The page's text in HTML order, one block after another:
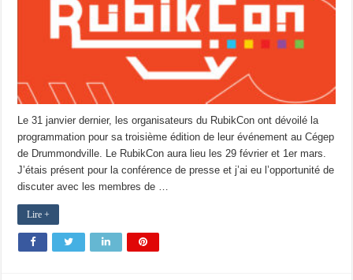
Le 31 janvier dernier, les organisateurs du RubikCon ont dévoilé la
programmation pour sa troisième édition de leur événement au Cégep
de Drummondville. Le RubikCon aura lieu les 29 février et 1er mars.
J’étais présent pour la conférence de presse et j’ai eu l’opportunité de
discuter avec les membres de …
Lire +